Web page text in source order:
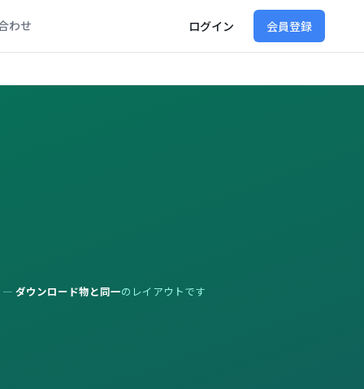
わせ ログイン 会員登録
— ダウンロード物と同一のレイアウトです